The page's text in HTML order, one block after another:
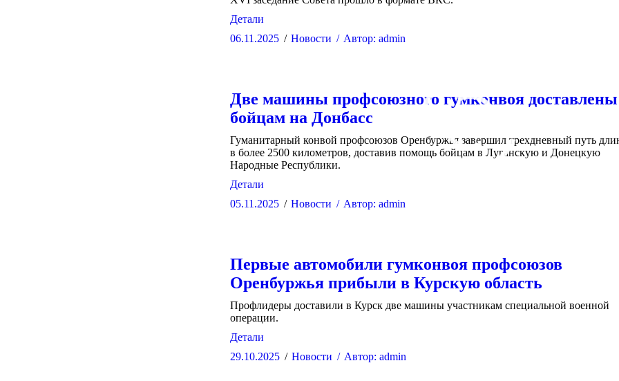
Детали
06.11.2025
Новости Автор:admin
Две машины профсоюзного гумконвоя доставлены
бойцам на Донбасс
Гуманитарный конвой профсоюзов Оренбуржья завершил трехдневный путь
в более 2500 километров, доставив помощь бойцам в Луганскую и Донецкую
Народные Республики.
Детали
05.11.2025
Новости Автор:admin
Первые автомобили гумконвоя профсоюзов
Оренбуржья прибыли в Курскую область
Профлидеры доставили в Курск две машины участникам специальной военной
операции.
Детали
29.10.2025
Новости Автор:admin